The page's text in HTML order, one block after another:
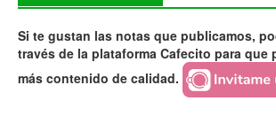
Si te gustan las notas que publicamos,
través de la plataforma Cafecito para que
más contenido de calidad.